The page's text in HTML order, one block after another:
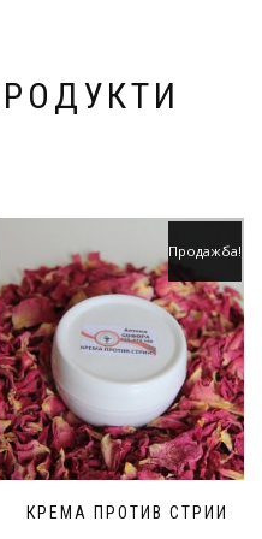
КРЕМА ПРОТИВ СТРИИ
Продажба!